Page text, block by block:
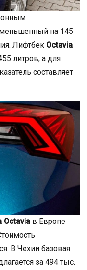
на 145
Лифтбек Octavia
литров, а для
составляет
Octavia в Европе
В Чехии базовая
за 494 тыс.